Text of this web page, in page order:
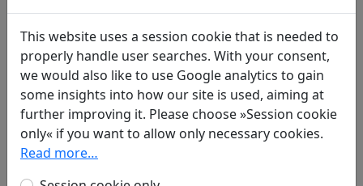
Translations 2
Jan Ulenbrook(1909–2000): Blüte am Quell
in: Ulenbrook, Jan.Der Wind brach einen
Blütenzweig. Chinesische Gedichte 中華詩 .
Baden-Baden: Holle Verlag, 1959. p. 51.
in: Ulenbrook, Jan.
verschneiter Bambus: Chinesische Gedichte
This website uses a session cookie that is needed to
properly handle user searches. With your consent,
we would also like to use Google analytics to gain
some insights into how our site is used, aiming at
further improving it. Please choose »Session cookie
only« if you want to allow only necessary cookies.
Read more…